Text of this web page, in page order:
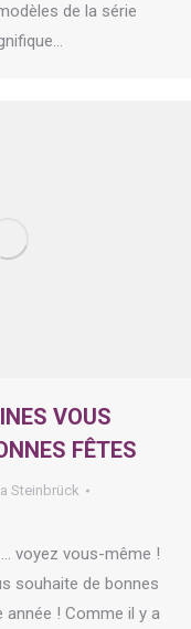
de la série
VOUS
FÊTES
Steinbrück
voyez vous-même !
souhaite de bonnes
année ! Comme il y a